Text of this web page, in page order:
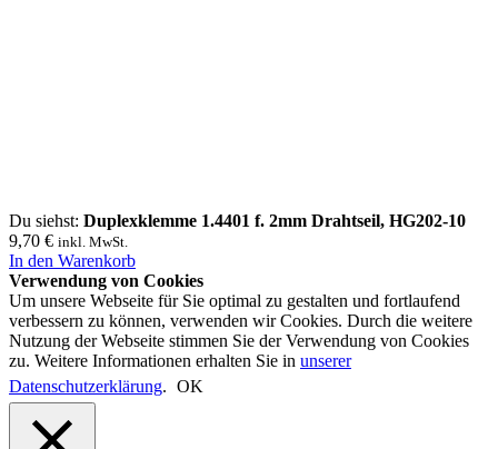
Du siehst: Duplexklemme 1.4401 f. 2mm Drahtseil, HG202-10
9,70 € inkl. MwSt.
In den Warenkorb
Verwendung von Cookies
Um unsere Webseite für Sie optimal zu gestalten und fortlaufend
verbessern zu können, verwenden wir Cookies. Durch die weitere
Nutzung der Webseite stimmen Sie der Verwendung von Cookies
zu. Weitere Informationen erhalten Sie in unserer
Datenschutzerklärung. OK